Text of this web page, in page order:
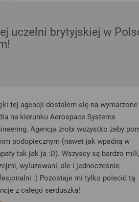
uczelni brytyjskiej w
wymarzone
żeby pomóc
w
bardzo mili,
polecić tą
Świetna ekipa,
widać, że
sytuację.
najgłupsze pytania
wycieczki,
zainteresowany
Polecam!